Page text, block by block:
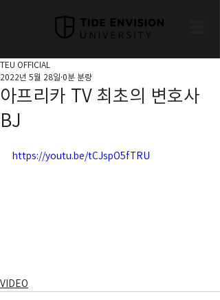
아프리카 TV 최초의 변호사
BJ
TEU OFFICIAL
2022년 5월 28일 0분 분량
https://youtu.be/tCJspO5fTRU
VIDEO